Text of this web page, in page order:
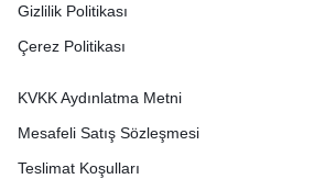
Gizlilik Politikası
Çerez Politikası
KVKK Aydınlatma Metni
Mesafeli Satış Sözleşmesi
Teslimat Koşulları